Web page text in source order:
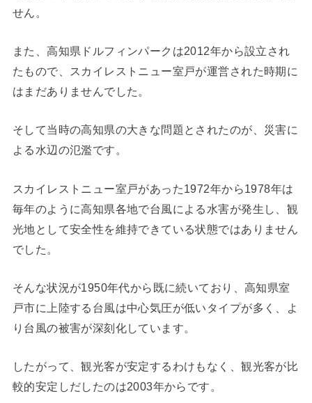
せん。
また、高知県ドルフィンパークは2012年から設立され
たもので、スカイレストニュー室戸が運営された時期に
はまだありませんでした。
そして当時の高知県の大きな問題とされたのが、災害に
よる水辺の氾濫です。
スカイレストニュー室戸があった1972年から1978年は
毎年のように高知県各地で台風による水害が発生し、観
光地として安全性を維持できている状態ではありません
でした。
そんな状況が1950年代から既に続いており、高知県室
戸市に上陸する台風は中心気圧が低いタイプが多く、よ
り台風の被害が深刻化しています。
したがって、観光客が安定するわけもなく、観光客が比
較的安定しだしたのは2003年からです。